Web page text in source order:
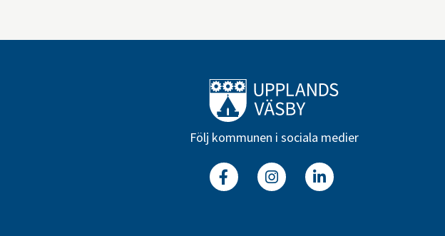
Till startsidan
Följ kommunen i sociala medier
FacebookInstagramLinkedin